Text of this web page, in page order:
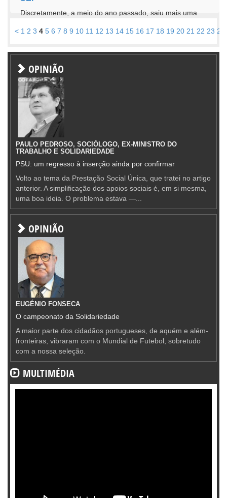
Discretamente, a meio do ano passado, saiu mais uma
do Instituto Nacional de...
< 1 2 3 4 5 6 7 8 9 10 11 12 13 14 15 16 17 18 19 20 21 22 23 24
OPINIÃO
PAULO PEDROSO, SOCIÓLOGO, EX-MINISTRO DO
TRABALHO E SOLIDARIEDADE
PSU: um regresso à inserção ainda por confirmar
Volto ao tema da Prestação Social Única, que tratei no artigo
anterior. A simplificação dos apoios sociais é, em si mesma,
uma boa ideia. O problema estava —...
OPINIÃO
EUGÉNIO FONSECA
O campeonato da Solidariedade
A maior parte dos cidadãos portugueses, de aquém e além-
fronteiras, vibraram com o Mundial de Futebol, sobretudo
com a nossa seleção.
MULTIMÉDIA